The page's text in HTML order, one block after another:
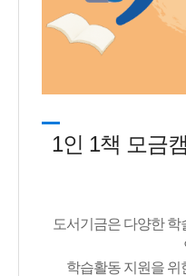
1인 1책 모금
도서기금은 다양한 학
학습활동 지원을 위